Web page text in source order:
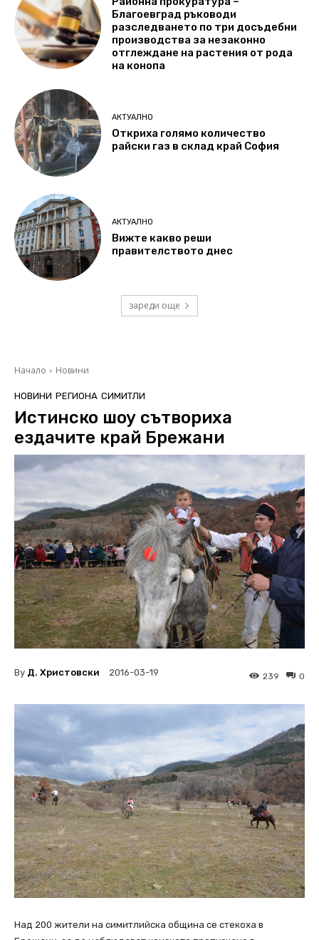
Благоевград ръководи
разследването по три досъдебни
производства за незаконно
отглеждане на растения от рода
на конопа
АКТУАЛНО
Откриха голямо количество
райски газ в склад край София
АКТУАЛНО
Вижте какво реши
правителството днес
зареди още